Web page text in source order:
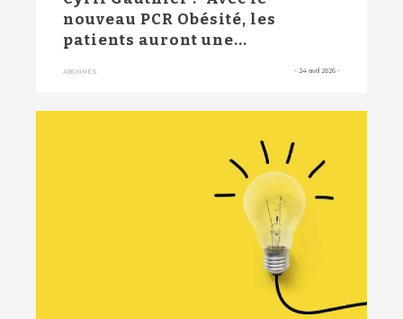
nouveau PCR Obésité, les
patients auront une...
ABONNÉS - 24 avril 2026 -